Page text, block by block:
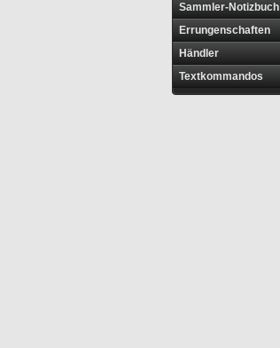
Sammler-Notizbuch
Errungenschaften
Händler
Textkommandos